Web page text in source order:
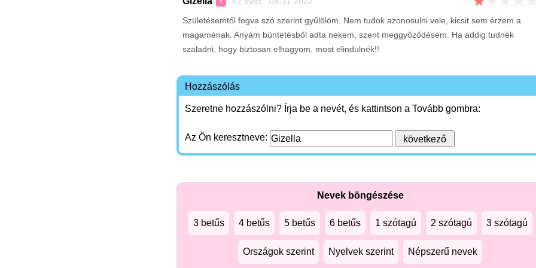
Születésemtől fogva szó szerint gyűlölöm. Nem tudok azonosulni vele, kicsit sem érzem a
magaménak. Anyám büntetésből adta nekem, szent meggyőződésem. Ha addig tudnék
szaladni, hogy biztosan elhagyom, most elindulnék!!
Hozzászólás
Szeretne hozzászólni? Írja be a nevét, és kattintson a Tovább gombra:
Az Ön keresztneve:
Nevek böngészése
3 betűs 4 betűs 5 betűs 6 betűs 1 szótagú 2 szótagú 3 szótagú
Országok szerint Nyelvek szerint Népszerű nevek